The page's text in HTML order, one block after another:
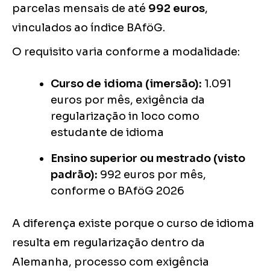
parcelas mensais de até 992 euros,
vinculados ao índice BAföG.
O requisito varia conforme a modalidade:
Curso de idioma (imersão): 1.091
euros por mês, exigência da
regularização in loco como
estudante de idioma
Ensino superior ou mestrado (visto
padrão): 992 euros por mês,
conforme o BAföG 2026
A diferença existe porque o curso de idioma
resulta em regularização dentro da
Alemanha, processo com exigência